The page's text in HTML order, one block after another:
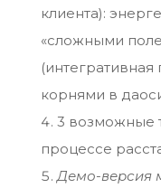
клиента):
«сложными
(интегративная
корнями в
3 возможные
процессе
Демо-версия